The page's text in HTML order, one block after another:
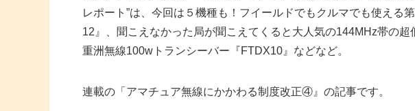
レポート”は、今回は５機種も！フイールドでもクルマでも使える
12』、聞こえなかった局が聞こえてくると大人気の144MHz帯の
重洲無線100wトランシーバー『FTDX10』などなど。
連載の「アマチュア無線にかかわる制度改正④』の記事です。